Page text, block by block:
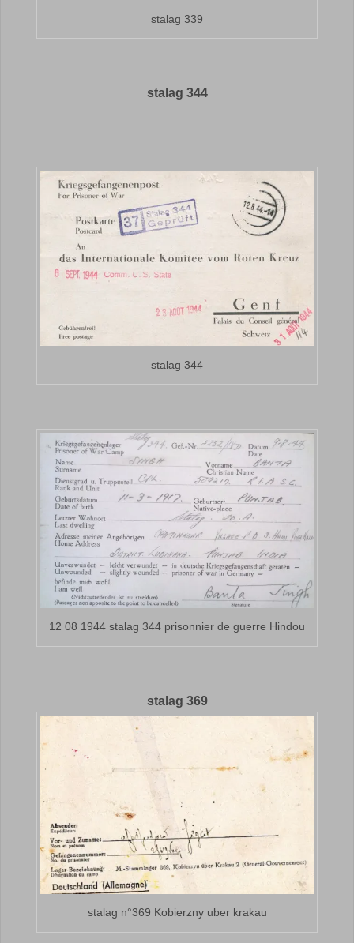
stalag 339
stalag 344
stalag 344
12 08 1944 stalag 344 prisonnier de guerre Hindou
stalag 369
stalag n°369 Kobierzny uber krakau